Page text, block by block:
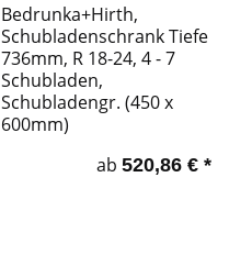
Bedrunka+Hirth,
Schubladenschrank Tiefe
736mm, R 18-24, 4 - 7
Schubladen,
Schubladengr. (450 x
600mm)
ab 520,86 € *